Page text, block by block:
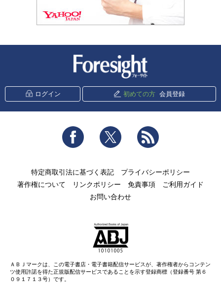
ログイン 初めての方 会員登録
Facebook Twitter
特定商取引法に基づく表記
プライバシーポリシー
著作権について
リンクポリシー 免責事項
ご利用ガイド
お問い合わせ
ＡＢＪマークは、この電子書店・電子書籍配信サービスが、著作権者からコンテン
ツ使用許諾を得た正規版配信サービスであることを示す登録商標（登録番号 第６
０９１７１３号）です。